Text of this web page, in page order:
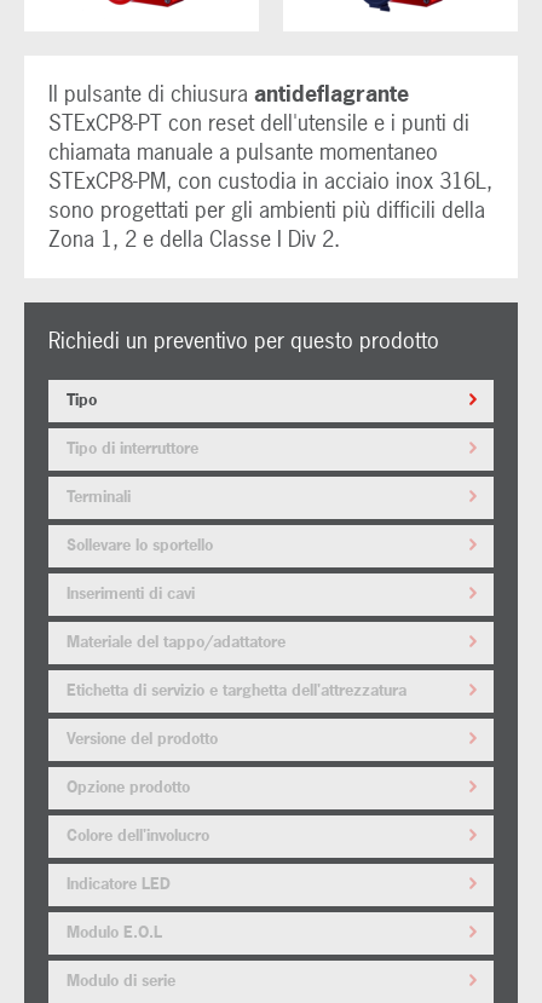
Il pulsante di chiusura antideflagrante
STExCP8-PT con reset dell'utensile e i punti di
chiamata manuale a pulsante momentaneo
STExCP8-PM, con custodia in acciaio inox 316L,
sono progettati per gli ambienti più difficili della
Zona 1, 2 e della Classe I Div 2.
Richiedi un preventivo per questo prodotto
Tipo
Tipo di interruttore
Terminali
Sollevare lo sportello
Inserimenti di cavi
Materiale del tappo/adattatore
Etichetta di servizio e targhetta dell'attrezzatura
Versione del prodotto
Opzione prodotto
Colore dell'involucro
Indicatore LED
Modulo E.O.L
Modulo di serie